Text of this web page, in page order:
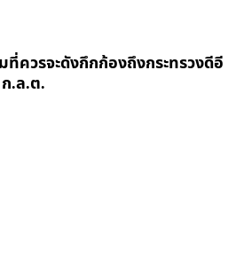
ควรจะดังกึกก้องถึงกระทรวงดีอี
ก.ล.ต.